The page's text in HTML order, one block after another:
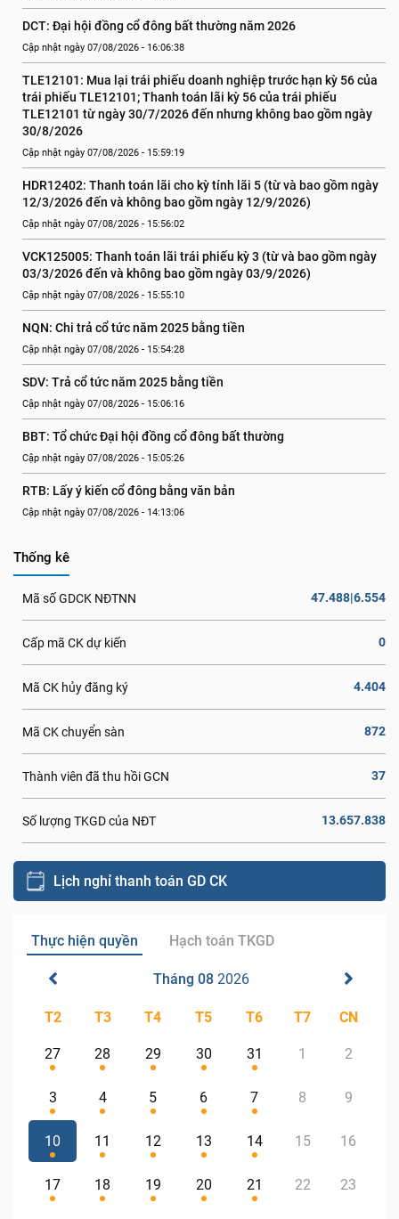
DCT: Đại hội đồng cổ đông bất thường năm 2026
Cập nhật ngày 07/08/2026 - 16:06:38
TLE12101: Mua lại trái phiếu doanh nghiệp trước hạn kỳ 56 của
trái phiếu TLE12101; Thanh toán lãi kỳ 56 của trái phiếu
TLE12101 từ ngày 30/7/2026 đến nhưng không bao gồm ngày
30/8/2026
Cập nhật ngày 07/08/2026 - 15:59:19
HDR12402: Thanh toán lãi cho kỳ tính lãi 5 (từ và bao gồm ngày
12/3/2026 đến và không bao gồm ngày 12/9/2026)
Cập nhật ngày 07/08/2026 - 15:56:02
VCK125005: Thanh toán lãi trái phiếu kỳ 3 (từ và bao gồm ngày
03/3/2026 đến và không bao gồm ngày 03/9/2026)
Cập nhật ngày 07/08/2026 - 15:55:10
NQN: Chi trả cổ tức năm 2025 bằng tiền
Cập nhật ngày 07/08/2026 - 15:54:28
SDV: Trả cổ tức năm 2025 bằng tiền
Cập nhật ngày 07/08/2026 - 15:06:16
BBT: Tổ chức Đại hội đồng cổ đông bất thường
Cập nhật ngày 07/08/2026 - 15:05:26
RTB: Lấy ý kiến cổ đông bằng văn bản
Cập nhật ngày 07/08/2026 - 14:13:06
Thống kê
Mã số GDCK NĐTNN 47.488|6.554
Cấp mã CK dự kiến 0
Mã CK hủy đăng ký 4.404
Mã CK chuyển sàn 872
Thành viên đã thu hồi GCN 37
Số lượng TKGD của NĐT 13.657.838
Lịch nghỉ thanh toán GD CK
Thực hiện quyền Hạch toán TKGD
Tháng 08 2026
T2 T3 T4 T5 T6 T7 CN
27 28 29 30 31 1 2
3 4 5 6 7 8 9
10 11 12 13 14 15 16
17 18 19 20 21 22 23